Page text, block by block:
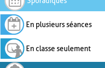
En plusieurs séances
En classe seulement